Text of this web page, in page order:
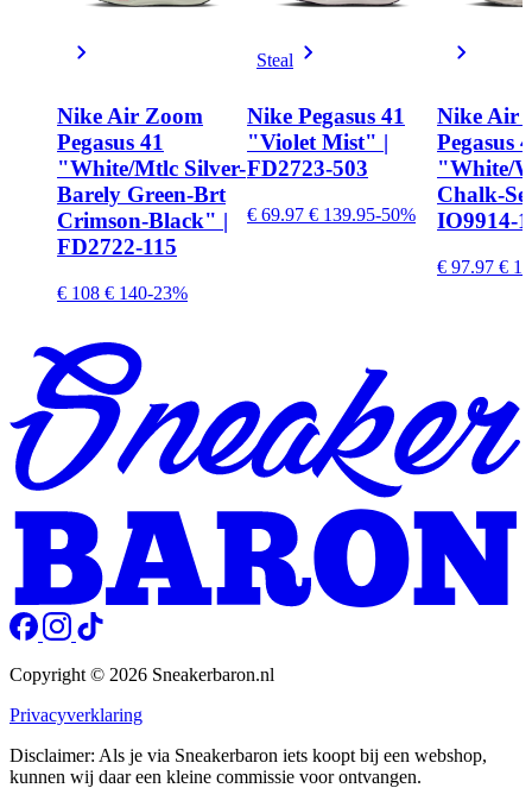
Nike Air Zoom
Pegasus 41
"White/Mtlc Silver-
Barely Green-Brt
Crimson-Black" |
FD2722-115
€ 108 € 140-23%
Steal
Nike Pegasus 41
"Violet Mist" |
FD2723-503
€ 69.97 € 139.95-50%
Nike Air
Pegasus
"White/
Chalk-
IO9914-
€ 97.97 €
Copyright © 2026 Sneakerbaron.nl
Privacyverklaring
Disclaimer: Als je via Sneakerbaron iets koopt bij een webshop,
kunnen wij daar een kleine commissie voor ontvangen.